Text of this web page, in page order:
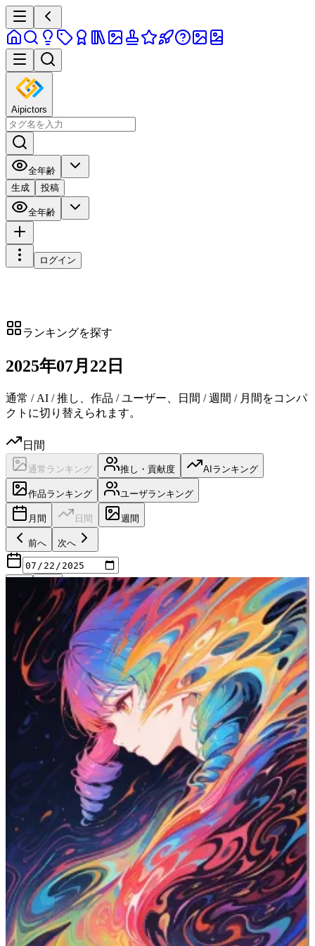
Aipictors
全年齢
生成
投稿
全年齢
ログイン
ランキングを探す
2025年07月 22日
通常 / AI / 推し、作品 / ユーザー、日間 / 週間 / 月間をコンパ
クトに切り替えられます。
日間
通常ランキング 推し・貢献度 AIランキング
作品ランキング ユーザランキング
月間 日間 週間
前へ 次へ
最新
日付候補
最近の候補一覧は必要なときだけ展開できます。
表示